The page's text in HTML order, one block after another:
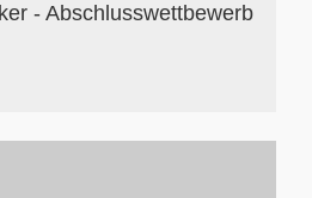
- Abschlusswettbewerb